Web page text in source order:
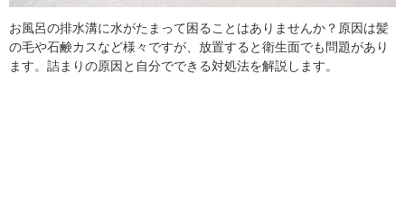
お風呂の排水溝に水がたまって困ることはありませんか？原因は髪
の毛や石鹸カスなど様々ですが、放置すると衛生面でも問題があり
ます。詰まりの原因と自分でできる対処法を解説します。